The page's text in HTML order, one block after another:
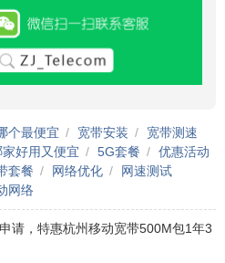
个最便宜 宽带安装
宽带测速
家好用又便宜 5G套餐
优惠活动
套餐 网络优化
网速测试
网络
请，特惠杭州移动宽带500M包1年3